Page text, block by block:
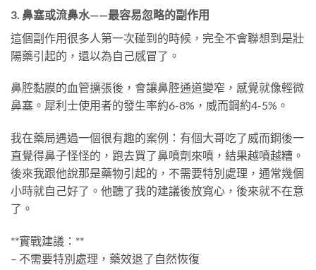
3. 鼻塞或流鼻水——最容易忽略的副作用
這個副作用很多人第一次碰到的時候，完全不會聯想到是壯
陽藥引起的，還以為自己感冒了。
鼻腔黏膜的血管擴張後，會讓鼻腔通道變窄，感覺就像輕微
鼻塞。犀利士使用者的發生率約6-8%，威而鋼約4-5%。
我在藥局遇過一個很有趣的案例：有個大哥吃了威而鋼後一
直覺得鼻子怪怪的，跑去買了鼻噴劑來噴，結果越噴越糟。
後來我跟他說那是藥物引起的，不需要特別處理，通常幾個
小時就自己好了。他聽了我的建議後放寬心，後來就不在意
了。
**實戰建議：**
– 不需要特別處理，藥效退了自然恢復